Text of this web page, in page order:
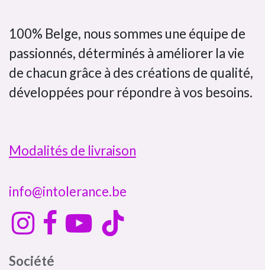
100% Belge, nous sommes une équipe de
passionnés, déterminés à améliorer la vie
de chacun grâce à des créations de qualité,
développées pour répondre à vos besoins.
Modalités de livraison
info@intolerance.be
Société